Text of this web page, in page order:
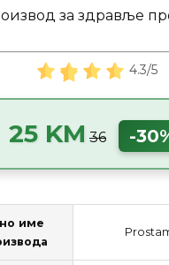
за здравље
4.3/5
25 KM 36 -
име